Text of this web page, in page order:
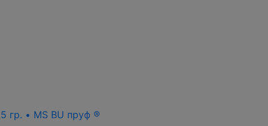
гр. • MS BU пруф ®